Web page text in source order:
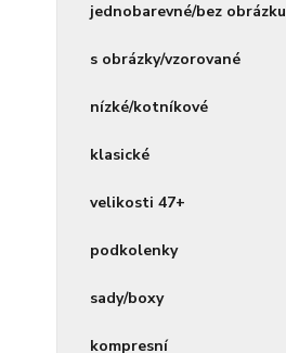
jednobarevné/bez obrázku
s obrázky/vzorované
nízké/kotníkové
klasické
velikosti 47+
podkolenky
sady/boxy
kompresní